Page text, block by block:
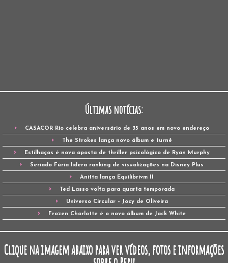
Últimas notícias:
CASACOR Rio celebra aniversário de 35 anos em novo endereço
The Strokes lança novo álbum e turnê
Estilhaços é nova aposta de thriller psicológico de Ryan Murphy
Seriado Fúria lidera ranking de visualizações na Disney Plus
Anitta lança Equilibrivm II
Ted Lasso volta para quarta temporada
Universo Circular – Jocy de Oliveira
Frozen Charlotte é o novo álbum de Jack White
Clique na imagem abaixo para ver vídeos, fotos e informações